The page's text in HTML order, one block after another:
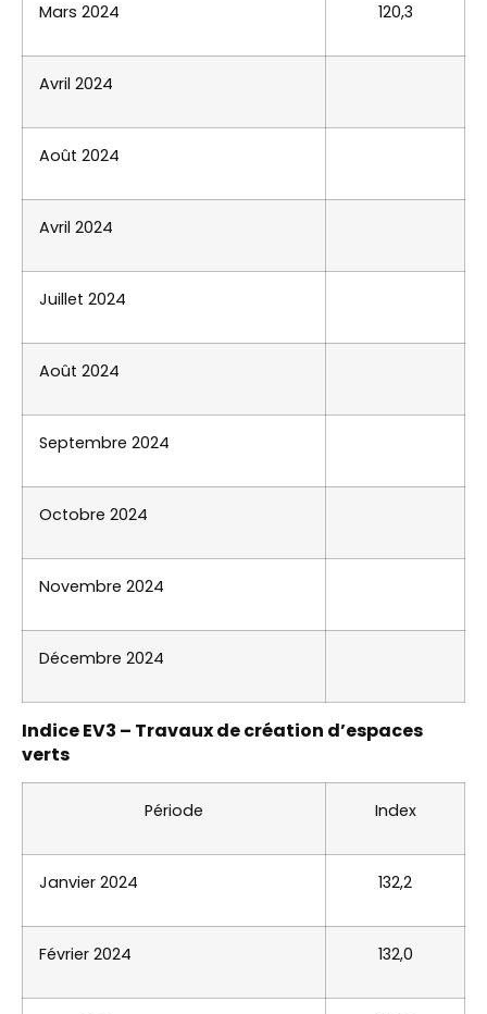
Mars 2024 120,3
Avril 2024
Août 2024
Avril 2024
Juillet 2024
Août 2024
Septembre 2024
Octobre 2024
Novembre 2024
Décembre 2024
Indice EV3 – Travaux de création d’espaces
verts
Période Index
Janvier 2024 132,2
Février 2024 132,0